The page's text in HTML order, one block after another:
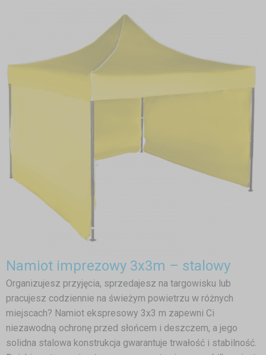
Namiot imprezowy 3x3m – stalowy
Organizujesz przyjęcia, sprzedajesz na targowisku lub
pracujesz codziennie na świeżym powietrzu w różnych
miejscach? Namiot ekspresowy 3x3 m zapewni Ci
niezawodną ochronę przed słońcem i deszczem, a jego
solidna stalowa konstrukcja gwarantuje trwałość i stabilność.